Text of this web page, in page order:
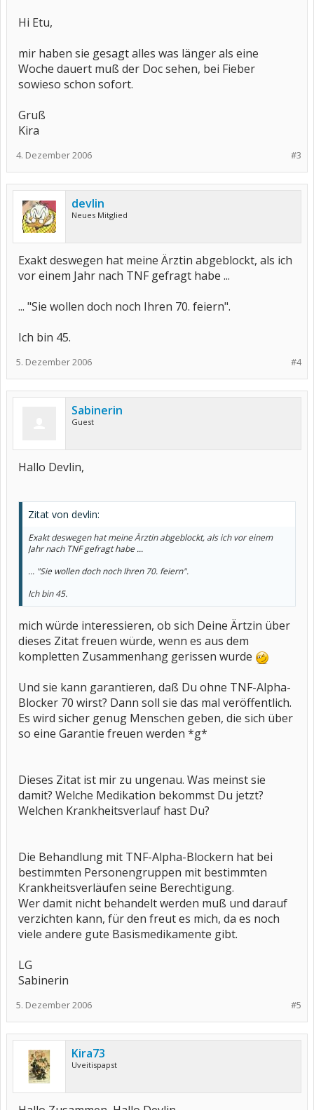
Hi Etu,
mir haben sie gesagt alles was länger als eine
Woche dauert muß der Doc sehen, bei Fieber
sowieso schon sofort.
Gruß
Kira
#3
4. Dezember 2006
devlin
Neues Mitglied
Exakt deswegen hat meine Ärztin abgeblockt, als ich
vor einem Jahr nach TNF gefragt habe ...
... "Sie wollen doch noch Ihren 70. feiern".
Ich bin 45.
#4
5. Dezember 2006
Sabinerin
Guest
Hallo Devlin,
Zitat von devlin:
Exakt deswegen hat meine Ärztin abgeblockt, als ich vor einem
Jahr nach TNF gefragt habe ...
... "Sie wollen doch noch Ihren 70. feiern".
Ich bin 45.
mich würde interessieren, ob sich Deine Ärtzin über
dieses Zitat freuen würde, wenn es aus dem
kompletten Zusammenhang gerissen wurde
Und sie kann garantieren, daß Du ohne TNF-Alpha-
Blocker 70 wirst? Dann soll sie das mal veröffentlich.
Es wird sicher genug Menschen geben, die sich über
so eine Garantie freuen werden *g*
Dieses Zitat ist mir zu ungenau. Was meinst sie
damit? Welche Medikation bekommst Du jetzt?
Welchen Krankheitsverlauf hast Du?
Die Behandlung mit TNF-Alpha-Blockern hat bei
bestimmten Personengruppen mit bestimmten
Krankheitsverläufen seine Berechtigung.
Wer damit nicht behandelt werden muß und darauf
verzichten kann, für den freut es mich, da es noch
viele andere gute Basismedikamente gibt.
LG
Sabinerin
#5
5. Dezember 2006
Kira73
Uveitispapst